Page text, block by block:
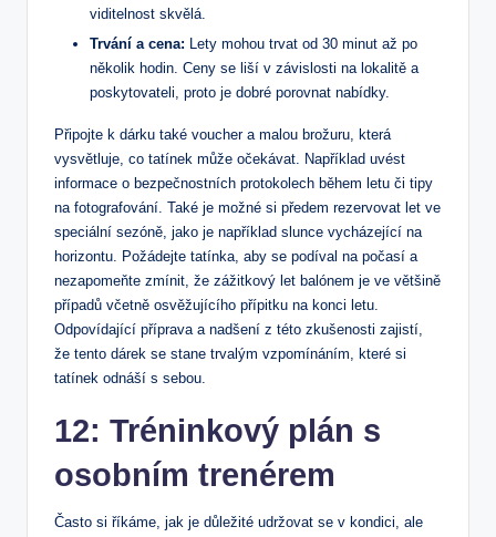
viditelnost⁤ skvělá.
Trvání a ‍cena: Lety ‌mohou trvat od 30 ‍minut až po​
několik hodin. ‌Ceny se ​liší ‌v závislosti na ⁣lokalitě a
poskytovateli, proto je dobré porovnat nabídky.
Připojte k dárku také voucher a ⁣malou brožuru, která
vysvětluje, co tatínek ‌může očekávat. Například uvést
informace o bezpečnostních protokolech během⁣ letu či tipy
na fotografování. ​Také⁢ je možné si předem rezervovat ‍let ve
speciální sezóně, jako je například slunce vycházející na
horizontu. Požádejte ⁤tatínka, aby se podíval na⁢ počasí a
nezapomeňte zmínit,⁤ že zážitkový let balónem je ve většině‍
případů včetně osvěžujícího​ přípitku na konci letu.
Odpovídající příprava ‍a nadšení z ⁤této‍ zkušenosti ⁣zajistí,
⁤že ⁤tento dárek se stane trvalým vzpomínáním, které si
tatínek odnáší s sebou.
12: Tréninkový⁣ plán⁤ s
‍osobním⁤ trenérem
Často si říkáme, jak je důležité udržovat‌ se v kondici, ale⁣